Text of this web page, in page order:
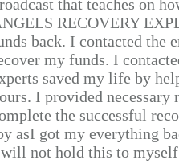
that teaches on
RECOVERY
back. I contacted the
my funds. I
saved my life by
I provided
the successful
asI got my everything
not hold this to